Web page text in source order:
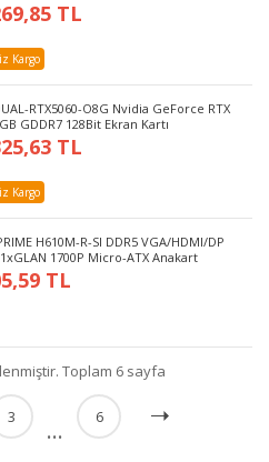
TL
Kargo
RTX5060-O8G Nvidia GeForce RTX
GDDR7 128Bit Ekran Kartı
TL
Kargo
H610M-R-SI DDR5 VGA/HDMI/DP
1700P Micro-ATX Anakart
TL
Toplam 6 sayfa
3 ... 6